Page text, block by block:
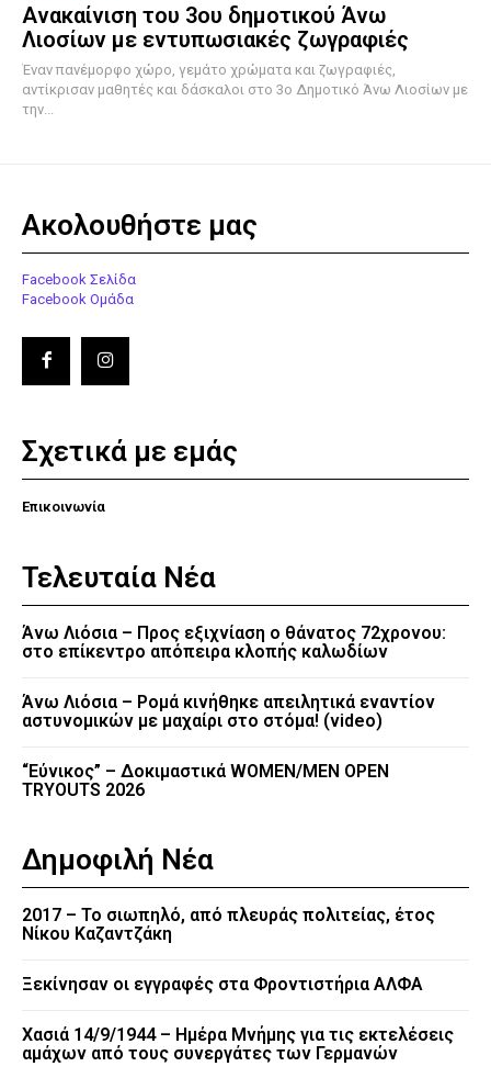
Ανακαίνιση του 3ου δημοτικού Άνω
Λιοσίων με εντυπωσιακές ζωγραφιές
Έναν πανέμορφο χώρο, γεμάτο χρώματα και ζωγραφιές,
αντίκρισαν μαθητές και δάσκαλοι στο 3ο Δημοτικό Άνω Λιοσίων με
την...
Ακολουθήστε μας
Facebook Σελίδα
Facebook Ομάδα
Σχετικά με εμάς
Επικοινωνία
Τελευταία Νέα
Άνω Λιόσια – Προς εξιχνίαση ο θάνατος 72χρονου:
στο επίκεντρο απόπειρα κλοπής καλωδίων
Άνω Λιόσια – Ρομά κινήθηκε απειλητικά εναντίον
αστυνομικών με μαχαίρι στο στόμα! (video)
“Εύνικος” – Δοκιμαστικά WOMEN/MEN OPEN
TRYOUTS 2026
Δημοφιλή Νέα
2017 – Το σιωπηλό, από πλευράς πολιτείας, έτος
Νίκου Καζαντζάκη
Ξεκίνησαν οι εγγραφές στα Φροντιστήρια ΑΛΦΑ
Χασιά 14/9/1944 – Ημέρα Μνήμης για τις εκτελέσεις
αμάχων από τους συνεργάτες των Γερμανών